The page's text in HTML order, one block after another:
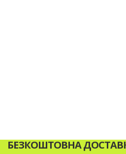
БЕЗКОШТОВНА